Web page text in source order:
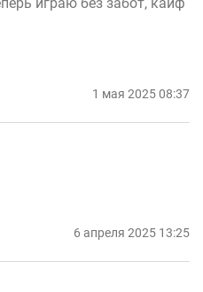
1 мая 2025 08:37
6 апреля 2025 13:25